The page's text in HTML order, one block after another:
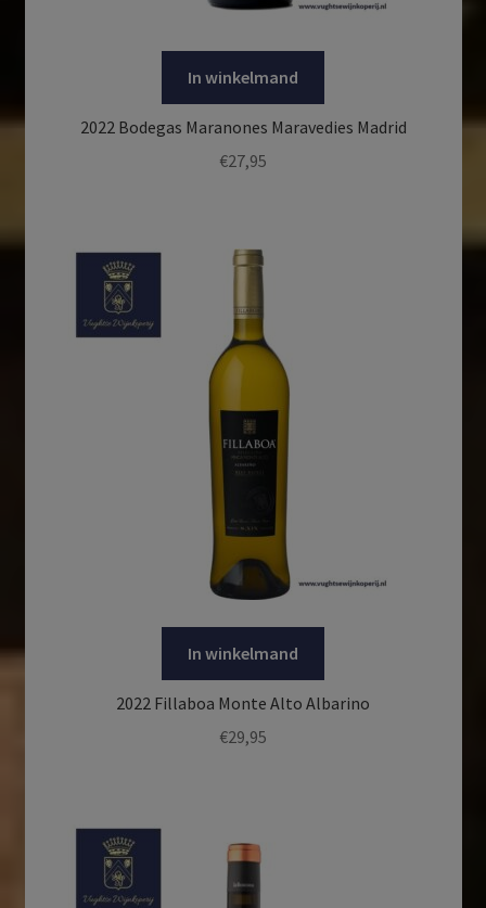
In winkelmand
2022 Bodegas Maranones Maravedies Madrid
€27,95
In winkelmand
2022 Fillaboa Monte Alto Albarino
€29,95